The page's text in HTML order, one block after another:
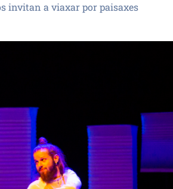
invitan a viaxar por paisaxes